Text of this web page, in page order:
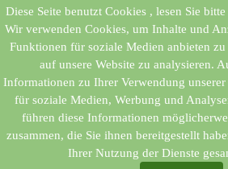
Diese Seite benutzt Cookies , lesen Sie
Wir verwenden Cookies, um Inhalte und
Funktionen für soziale Medien anbieten
auf unsere Website zu analysieren.
Informationen zu Ihrer Verwendung unserer
für soziale Medien, Werbung und
führen diese Informationen
zusammen, die Sie ihnen bereitgestellt
Ihrer Nutzung der Dienste
Direkt zum Seiteninhalt